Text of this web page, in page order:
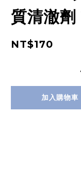
質清澈
NT$170
加入購物車